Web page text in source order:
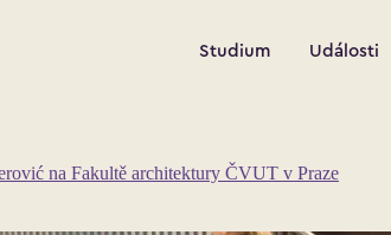
Studium Události
na Fakultě architektury ČVUT v Praze